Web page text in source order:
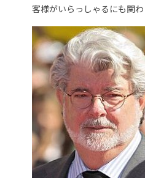
客様がいらっしゃるにも関わ